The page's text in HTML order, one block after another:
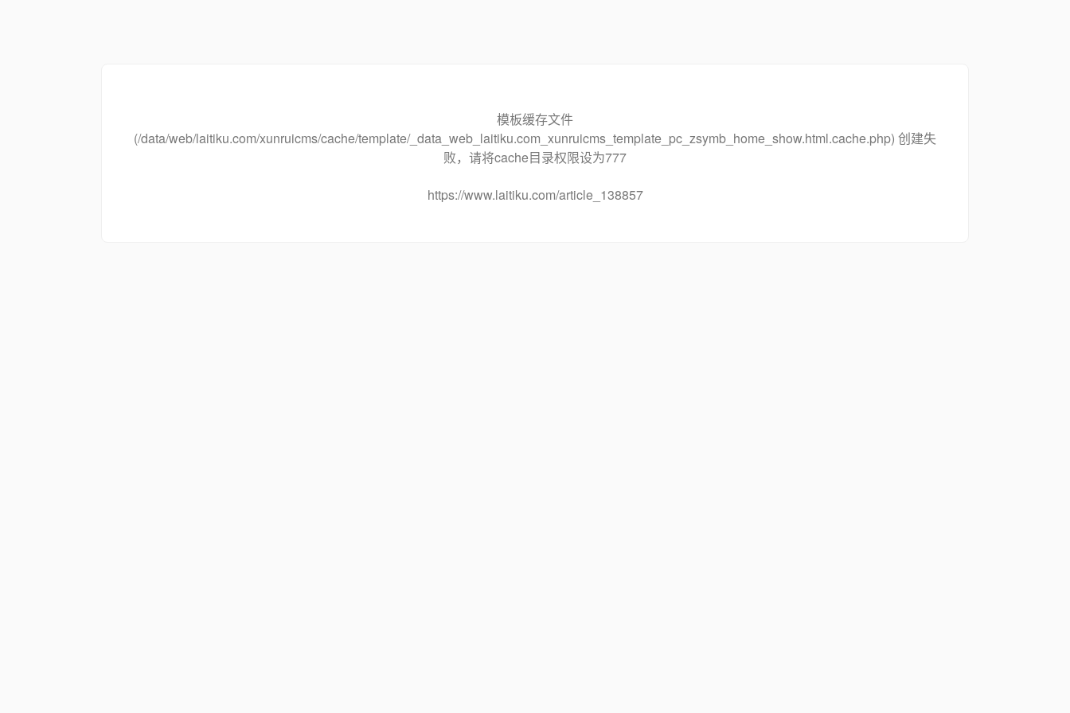
模板缓存文件
(/data/web/laitiku.com/xunruicms/cache/template/_data_web_laitiku.com_xunruicms_template_pc_zsymb_home_show.html.cache.php) 创建失
败，请将cache目录权限设为777
https://www.laitiku.com/article_138857